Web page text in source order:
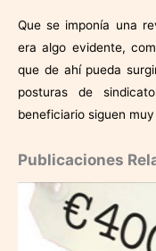
Que se imponía una
era algo evidente,
que de ahí pueda
posturas de
beneficiario siguen
Publicaciones